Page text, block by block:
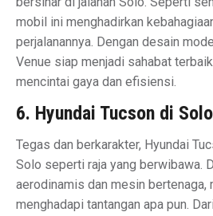
mobil ini menghadirkan
perjalanannya. Dengan desain
Venue siap menjadi sahabat
mencintai gaya dan efisiensi.
6. Hyundai Tucson di Solo
Tegas dan berkarakter, Hyundai
Solo seperti raja yang berwibawa.
aerodinamis dan mesin bertenaga,
menghadapi tantangan apa pun.